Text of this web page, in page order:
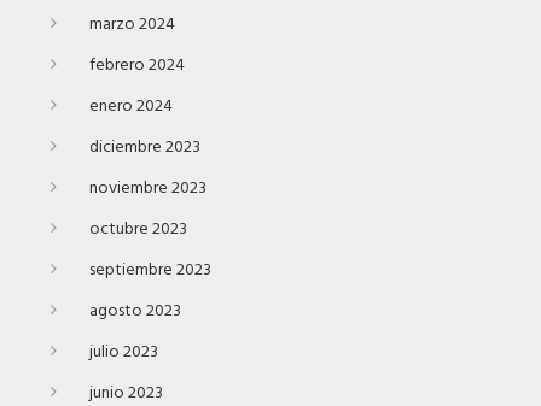
marzo 2024
febrero 2024
enero 2024
diciembre 2023
noviembre 2023
octubre 2023
septiembre 2023
agosto 2023
julio 2023
junio 2023